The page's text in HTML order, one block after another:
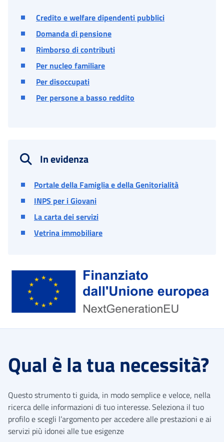
Credito e welfare dipendenti pubblici
Domanda di pensione
Rimborso di contributi
Per nucleo familiare
Per disoccupati
Per persone a basso reddito
In evidenza
Portale della Famiglia e della Genitorialità
INPS per i Giovani
La carta dei servizi
Vetrina immobiliare
Qual è la tua necessità?
Questo strumento ti guida, in modo semplice e veloce, nella
ricerca delle informazioni di tuo interesse. Seleziona il tuo
profilo e scegli l’argomento per accedere alle prestazioni e ai
servizi più idonei alle tue esigenze